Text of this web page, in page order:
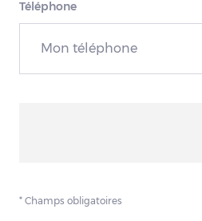
Téléphone
* Champs obligatoires